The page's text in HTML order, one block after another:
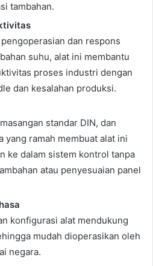
tambahan.
dan respons
suhu, alat ini membantu
proses industri dengan
dan kesalahan produksi.
standar DIN, dan
yang ramah membuat alat ini
ke dalam sistem kontrol tanpa
atau penyesuaian panel
konfigurasi alat mendukung
mudah dioperasikan oleh
negara.